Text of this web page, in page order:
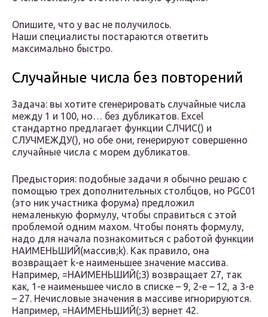
Опишите, что у вас не получилось.
Наши специалисты постараются ответить
максимально быстро.
Случайные числа без повторений
Задача: вы хотите сгенерировать случайные числа
между 1 и 100, но… без дубликатов. Excel
стандартно предлагает функции СЛЧИС() и
СЛУЧМЕЖДУ(), но обе они, генерируют совершенно
случайные числа с морем дубликатов.
Предыстория: подобные задачи я обычно решаю с
помощью трех дополнительных столбцов, но PGC01
(это ник участника форума) предложил
немаленькую формулу, чтобы справиться с этой
проблемой одним махом. Чтобы понять формулу,
надо для начала познакомиться с работой функции
НАИМЕНЬШИЙ(массив;k). Как правило, она
возвращает k-е наименьшее значение массива.
Например, =НАИМЕНЬШИЙ(;3) возвращает 27, так
как, 1-е наименьшее число в списке – 9, 2-е – 12, а 3-е
– 27. Нечисловые значения в массиве игнорируются.
Например, =НАИМЕНЬШИЙ(;3) вернет 42.